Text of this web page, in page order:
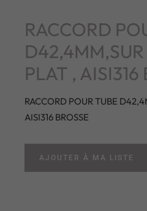
RACCORD
PLAT , AISI316
RACCORD POUR TUBE
AISI316 BROSSE
AJOUTER À MA LISTE